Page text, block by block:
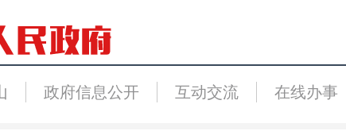
政府信息公开 互动交流 在线办事